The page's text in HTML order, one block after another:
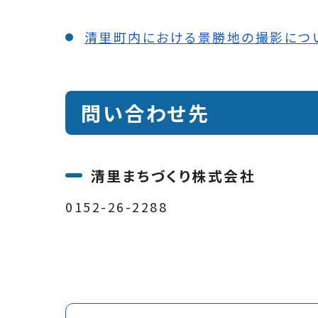
清里町内における景勝地の撮影につ
問い合わせ先
清里まちづくり株式会社
0152-26-2288